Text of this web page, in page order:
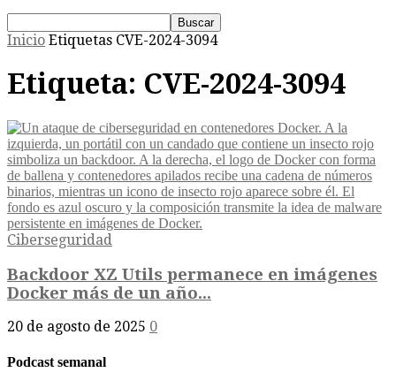
Inicio Etiquetas CVE-2024-3094
Etiqueta: CVE-2024-3094
Ciberseguridad
Backdoor XZ Utils permanece en imágenes
Docker más de un año...
20 de agosto de 2025 0
Podcast semanal